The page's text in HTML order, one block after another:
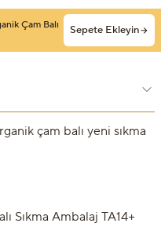
Çam Balı
Sepete Ekleyin
çam balı yeni sıkma
Sıkma Ambalaj TA14+